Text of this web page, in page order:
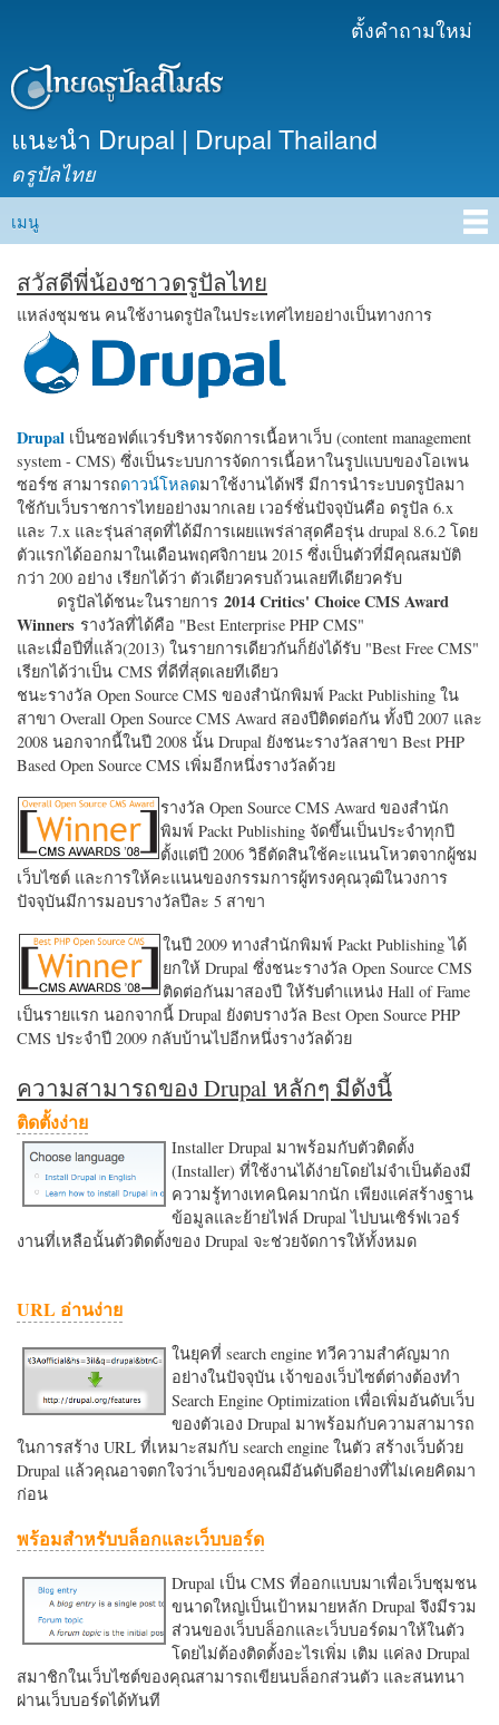
เนื้อหา
ตั้งคำถามใหม่
แนะนำ Drupal | Drupal Thailand
ดรูปัลไทย
Main menu
เมนู
สวัสดีพี่น้องชาวดรูปัลไทย
แหล่งชุมชน คนใช้งานดรูปัลในประเทศไทยอย่างเป็นทางการ
Drupal เป็นซอฟต์แวร์บริหารจัดการเนื้อหาเว็บ (content management
system - CMS) ซึ่งเป็นระบบการจัดการเนื้อหาในรูปแบบของโอเพน
ซอร์ซ สามารถดาวน์โหลดมาใช้งานได้ฟรี มีการนำระบบดรูปัลมา
ใช้กับเว็บราชการไทยอย่างมากเลย เวอร์ชั่นปัจจุบันคือ ดรูปัล 6.x
และ 7.x และรุ่นล่าสุดที่ได้มีการเผยแพร่ล่าสุดคือรุ่น drupal 8.6.2 โดย
ตัวแรกได้ออกมาในเดือนพฤศจิกายน 2015 ซึ่งเป็นตัวที่มีคุณสมบัติ
กว่า 200 อย่าง เรียกได้ว่า ตัวเดียวครบถ้วนเลยทีเดียวครับ
ดรูปัลได้ชนะในรายการ 2014 Critics' Choice CMS Award
Winners รางวัลที่ได้คือ "Best Enterprise PHP CMS"
และเมื่อปีที่แล้ว(2013) ในรายการเดียวกันก็ยังได้รับ "Best Free CMS"
เรียกได้ว่าเป็น CMS ที่ดีที่สุดเลยทีเดียว
ชนะรางวัล Open Source CMS ของสำนักพิมพ์ Packt Publishing ใน
สาขา Overall Open Source CMS Award สองปีติดต่อกัน ทั้งปี 2007 และ
2008 นอกจากนี้ในปี 2008 นั้น Drupal ยังชนะรางวัลสาขา Best PHP
Based Open Source CMS เพิ่มอีกหนึ่งรางวัลด้วย
รางวัล Open Source CMS Award ของสำนัก
พิมพ์ Packt Publishing จัดขึ้นเป็นประจำทุกปี
ตั้งแต่ปี 2006 วิธีตัดสินใช้คะแนนโหวตจากผู้ชม
เว็บไซต์ และการให้คะแนนของกรรมการผู้ทรงคุณวุฒิในวงการ
ปัจจุบันมีการมอบรางวัลปีละ 5 สาขา
ในปี 2009 ทางสำนักพิมพ์ Packt Publishing ได้
ยกให้ Drupal ซึ่งชนะรางวัล Open Source CMS
ติดต่อกันมาสองปี ให้รับตำแหน่ง Hall of Fame
เป็นรายแรก นอกจากนี้ Drupal ยังตบรางวัล Best Open Source PHP
CMS ประจำปี 2009 กลับบ้านไปอีกหนึ่งรางวัลด้วย
ความสามารถของ Drupal หลักๆ มีดังนี้
ติดตั้งง่าย
Installer Drupal มาพร้อมกับตัวติดตั้ง
(Installer) ที่ใช้งานได้ง่ายโดยไม่จำเป็นต้องมี
ความรู้ทางเทคนิคมากนัก เพียงแค่สร้างฐาน
ข้อมูลและย้ายไฟล์ Drupal ไปบนเซิร์ฟเวอร์
งานที่เหลือนั้นตัวติดตั้งของ Drupal จะช่วยจัดการให้ทั้งหมด
URL อ่านง่าย
ในยุคที่ search engine ทวีความสำคัญมาก
อย่างในปัจจุบัน เจ้าของเว็บไซต์ต่างต้องทำ
Search Engine Optimization เพื่อเพิ่มอันดับเว็บ
ของตัวเอง Drupal มาพร้อมกับความสามารถ
ในการสร้าง URL ที่เหมาะสมกับ search engine ในตัว สร้างเว็บด้วย
Drupal แล้วคุณอาจตกใจว่าเว็บของคุณมีอันดับดีอย่างที่ไม่เคยคิดมา
ก่อน
พร้อมสำหรับบล็อกและเว็บบอร์ด
Drupal เป็น CMS ที่ออกแบบมาเพื่อเว็บชุมชน
ขนาดใหญ่เป็นเป้าหมายหลัก Drupal จึงมีรวม
ส่วนของเว็บบล็อกและเว็บบอร์ดมาให้ในตัว
โดยไม่ต้องติดตั้งอะไรเพิ่ม เติม แค่ลง Drupal
สมาชิกในเว็บไซต์ของคุณสามารถเขียนบล็อกส่วนตัว และสนทนา
ผ่านเว็บบอร์ดได้ทันที